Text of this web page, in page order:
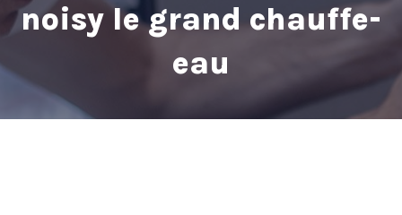
noisy le grand chauffe-
eau